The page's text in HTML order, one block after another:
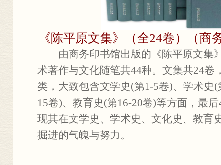
《陈平原文集》（全24卷）（商
由商务印书馆出版的《陈平原文集
术著作与文化随笔共44种。文集共24卷
类，大致包含文学史(第1-5卷)、学术史
15卷)、教育史(第16-20卷)等方面，最
现其在文学史、学术史、文化史、教育
掘进的气魄与努力。